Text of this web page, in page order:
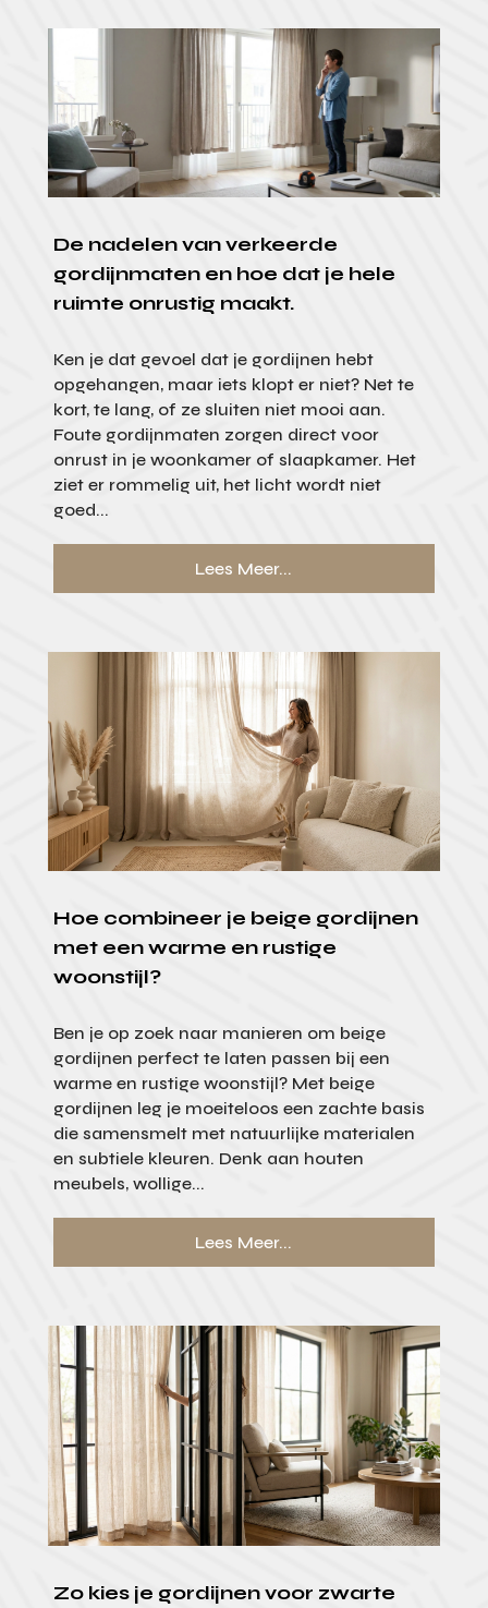
De nadelen van verkeerde
gordijnmaten en hoe dat je hele
ruimte onrustig maakt.
Ken je dat gevoel dat je gordijnen hebt
opgehangen, maar iets klopt er niet? Net te
kort, te lang, of ze sluiten niet mooi aan.
Foute gordijnmaten zorgen direct voor
onrust in je woonkamer of slaapkamer. Het
ziet er rommelig uit, het licht wordt niet
goed...
Lees Meer...
Hoe combineer je beige gordijnen
met een warme en rustige
woonstijl?
Ben je op zoek naar manieren om beige
gordijnen perfect te laten passen bij een
warme en rustige woonstijl? Met beige
gordijnen leg je moeiteloos een zachte basis
die samensmelt met natuurlijke materialen
en subtiele kleuren. Denk aan houten
meubels, wollige...
Lees Meer...
Zo kies je gordijnen voor zwarte